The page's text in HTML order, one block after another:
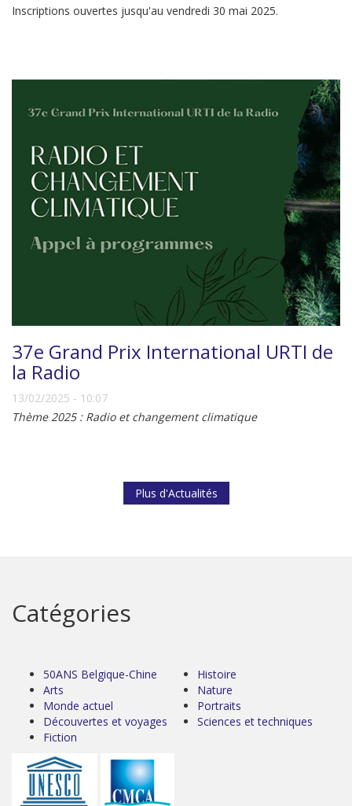
Inscriptions ouvertes jusqu'au vendredi 30 mai 2025.
37e Grand Prix International URTI de
la Radio
13/02/2025 - 10:07
Thème 2025 : Radio et changement climatique
Plus d'Actualités
Catégories
50ANS Belgique-Chine
Arts
Monde actuel
Découvertes et voyages
Fiction
Histoire
Nature
Portraits
Sciences et techniques